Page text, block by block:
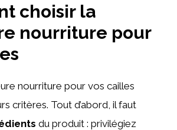
choisir la
nourriture pour
nourriture pour vos cailles
critères. Tout d’abord, il faut
du produit : privilégiez